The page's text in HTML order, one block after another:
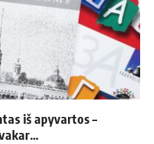
iš apyvartos –